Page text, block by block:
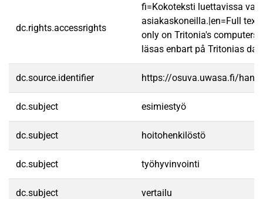
dc.rights.accessrights
fi=Kokoteksti luettavissa
asiakaskoneilla.|en=Full text
only on Tritonia's
läsas enbart på Tritonias
dc.source.identifier https://osuva.uwasa.fi/
dc.subject esimiestyö
dc.subject hoitohenkilöstö
dc.subject työhyvinvointi
dc.subject vertailu